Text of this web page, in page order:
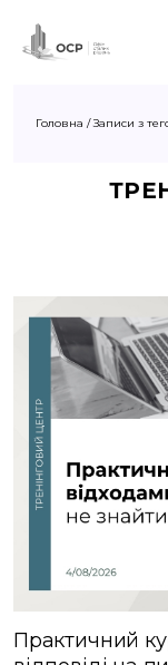
Головна /Записи з
Практичний